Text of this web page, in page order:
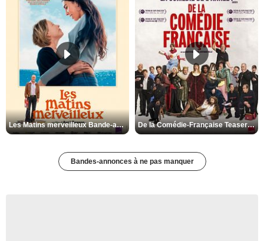
Les Matins merveilleux Bande-annonce VF De la Comédie-Française Teaser VF
Bandes-annonces à ne pas manquer